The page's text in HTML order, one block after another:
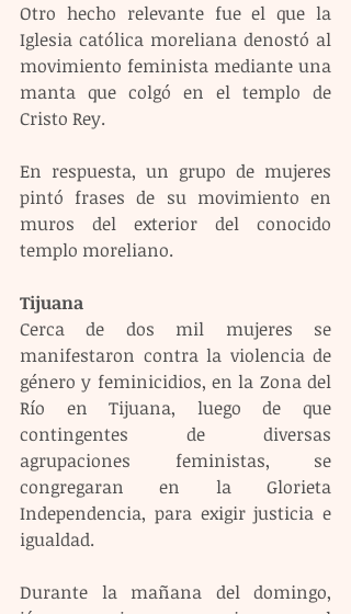
Otro hecho relevante fue el que la
Iglesia católica moreliana denostó al
movimiento feminista mediante una
manta que colgó en el templo de
Cristo Rey.
En respuesta, un grupo de mujeres
pintó frases de su movimiento en
muros del exterior del conocido
templo moreliano.
Tijuana
Cerca de dos mil mujeres se
manifestaron contra la violencia de
género y feminicidios, en la Zona del
Río en Tijuana, luego de que
contingentes de diversas
agrupaciones feministas, se
congregaran en la Glorieta
Independencia, para exigir justicia e
igualdad.
Durante la mañana del domingo,